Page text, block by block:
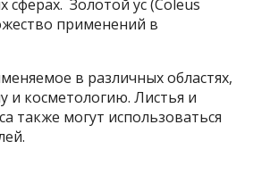
сферах. Золотой ус (Coleus
применений в
в различных областях,
и косметологию. Листья и
также могут использоваться